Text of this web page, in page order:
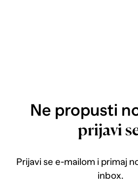
Ne propusti
prijavi
Prijavi se e-mailom i primaj
inbox.